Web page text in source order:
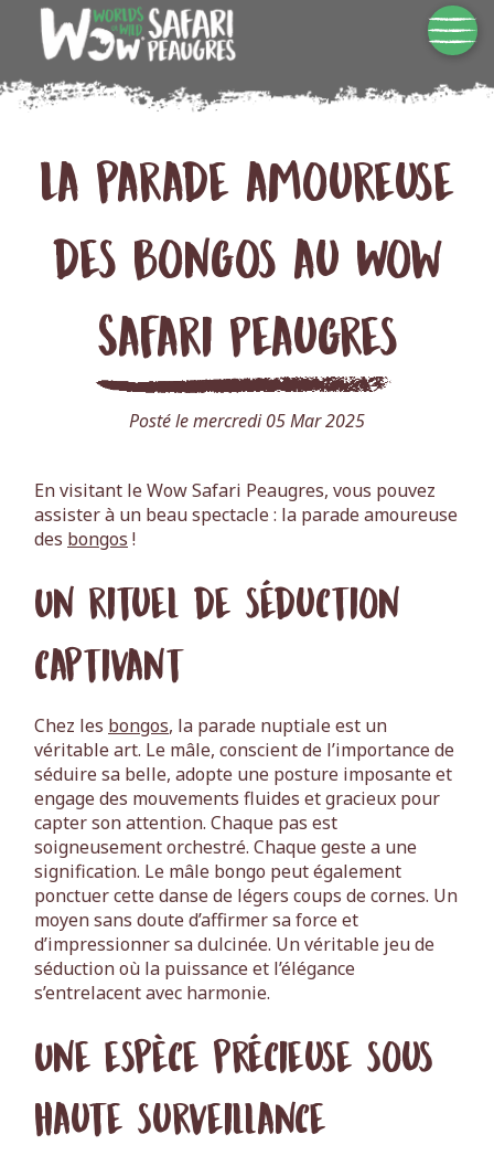
La parade amoureuse
des bongos au Wow
Safari Peaugres
Posté le mercredi 05 Mar 2025
En visitant le Wow Safari Peaugres, vous pouvez
assister à un beau spectacle : la parade amoureuse
des bongos !
Un rituel de séduction
captivant
Chez les bongos, la parade nuptiale est un
véritable art. Le mâle, conscient de l’importance de
séduire sa belle, adopte une posture imposante et
engage des mouvements fluides et gracieux pour
capter son attention. Chaque pas est
soigneusement orchestré. Chaque geste a une
signification. Le mâle bongo peut également
ponctuer cette danse de légers coups de cornes. Un
moyen sans doute d’affirmer sa force et
d’impressionner sa dulcinée. Un véritable jeu de
séduction où la puissance et l’élégance
s’entrelacent avec harmonie.
Une espèce précieuse sous
haute surveillance